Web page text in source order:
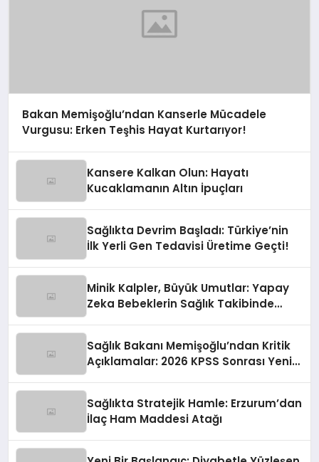
Bakan Memişoğlu’ndan Kanserle Mücadele
Vurgusu: Erken Teşhis Hayat Kurtarıyor!
Kansere Kalkan Olun: Hayatı
Kucaklamanın Altın İpuçları
Sağlıkta Devrim Başladı: Türkiye’nin
İlk Yerli Gen Tedavisi Üretime Geçti!
Minik Kalpler, Büyük Umutlar: Yapay
Zeka Bebeklerin Sağlık Takibinde
Sağlık Bakanı Memişoğlu’ndan Kritik
Açıklamalar: 2026 KPSS Sonrası Yeni
Sağlıkta Stratejik Hamle: Erzurum’dan
İlaç Ham Maddesi Atağı